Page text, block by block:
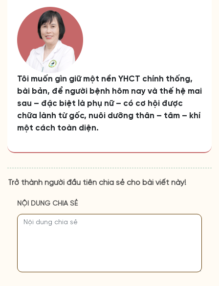
Tôi muốn gìn giữ một nền YHCT chính thống,
bài bản, để người bệnh hôm nay và thế hệ mai
sau – đặc biệt là phụ nữ – có cơ hội được
chữa lành từ gốc, nuôi dưỡng thân – tâm – khí
một cách toàn diện.
Trở thành người đầu tiên chia sẻ cho bài viết này!
NỘI DUNG CHIA SẺ